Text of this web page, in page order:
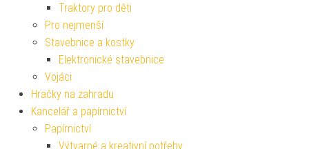
Traktory pro děti
Pro nejmenší
Stavebnice a kostky
Elektronické stavebnice
Vojáci
Hračky na zahradu
Kancelář a papírnictví
Papírnictví
Výtvarné a kreativní potřeby